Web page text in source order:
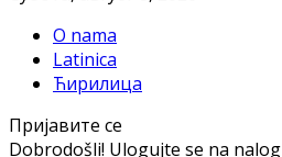
O nama
Latinica
Ћирилица
Пријавите се
Dobrodošli! Ulogujte se na nalog